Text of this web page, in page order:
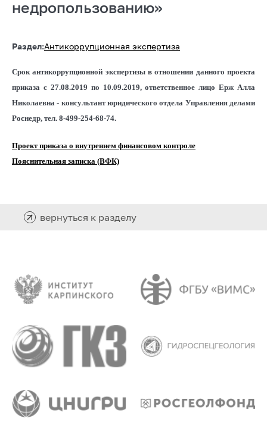
недропользованию»
Раздел:Антикоррупционная экспертиза
Срок антикоррупционной экспертизы в отношении данного проекта
приказа с 27.08.2019 по 10.09.2019, ответственное лицо Ерж Алла
Николаевна - консультант юридического отдела Управления делами
Роснедр, тел. 8-499-254-68-74.
Проект приказа о внутреннем финансовом контроле
Пояснительная записка (ВФК)
вернуться к разделу